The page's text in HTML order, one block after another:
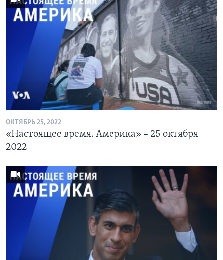
ОКТЯБРЬ 25, 2022
«Настоящее время. Америка» – 25 октября
2022